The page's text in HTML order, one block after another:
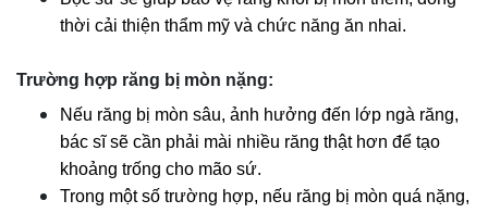
thời cải thiện thẩm mỹ và chức năng ăn nhai.
Trường hợp răng bị mòn nặng:
Nếu răng bị mòn sâu, ảnh hưởng đến lớp ngà răng,
bác sĩ sẽ cần phải mài nhiều răng thật hơn để tạo
khoảng trống cho mão sứ.
Trong một số trường hợp, nếu răng bị mòn quá nặng,